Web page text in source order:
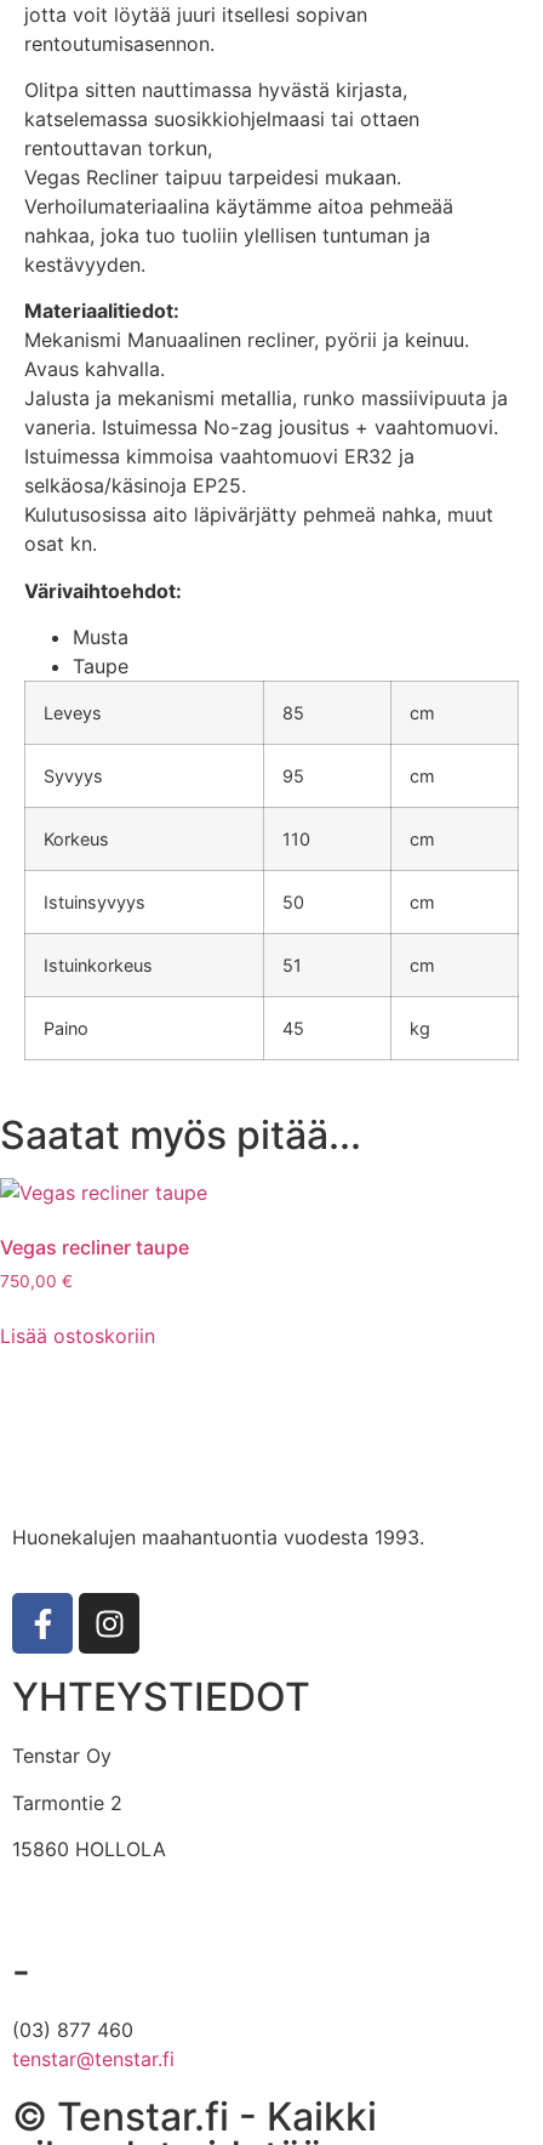
jotta voit löytää juuri itsellesi sopivan
rentoutumisasennon.
Olitpa sitten nauttimassa hyvästä kirjasta,
katselemassa suosikkiohjelmaasi tai ottaen
rentouttavan torkun,
Vegas Recliner taipuu tarpeidesi mukaan.
Verhoilumateriaalina käytämme aitoa pehmeää
nahkaa, joka tuo tuoliin ylellisen tuntuman ja
kestävyyden.
Materiaalitiedot:
Mekanismi Manuaalinen recliner, pyörii ja keinuu.
Avaus kahvalla.
Jalusta ja mekanismi metallia, runko massiivipuuta ja
vaneria. Istuimessa No-zag jousitus + vaahtomuovi.
Istuimessa kimmoisa vaahtomuovi ER32 ja
selkäosa/käsinoja EP25.
Kulutusosissa aito läpivärjätty pehmeä nahka, muut
osat kn.
Värivaihtoehdot:
Musta
Taupe
Leveys 85 cm
Syvyys 95 cm
Korkeus 110 cm
Istuinsyvyys 50 cm
Istuinkorkeus 51 cm
Paino 45 kg
Saatat myös pitää...
Vegas recliner taupe
750,00 €
Lisää ostoskoriin
Huonekalujen maahantuontia vuodesta 1993.
YHTEYSTIEDOT
Tenstar Oy
Tarmontie 2
15860 HOLLOLA
-
(03) 877 460
tenstar@tenstar.fi
© Tenstar.fi - Kaikki